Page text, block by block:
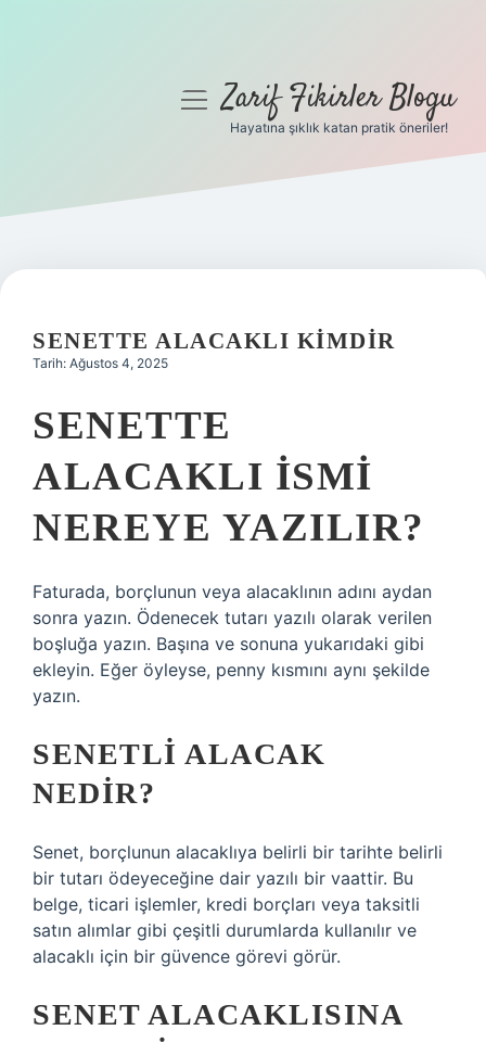
Gizlilik Politikası
Yasal Uyarı
menüyüZarif Fikirler Blogu
Hayatına şıklık katan pratik öneriler!
SENETTE ALACAKLI KIMDIR
Tarih: Ağustos 4, 2025
SENETTE
ALACAKLI ISMI
NEREYE YAZILIR?
Faturada, borçlunun veya alacaklının adını aydan
sonra yazın. Ödenecek tutarı yazılı olarak verilen
boşluğa yazın. Başına ve sonuna yukarıdaki gibi
ekleyin. Eğer öyleyse, penny kısmını aynı şekilde
yazın.
SENETLI ALACAK
NEDIR?
Senet, borçlunun alacaklıya belirli bir tarihte belirli
bir tutarı ödeyeceğine dair yazılı bir vaattir. Bu
belge, ticari işlemler, kredi borçları veya taksitli
satın alımlar gibi çeşitli durumlarda kullanılır ve
alacaklı için bir güvence görevi görür.
SENET ALACAKLISINA